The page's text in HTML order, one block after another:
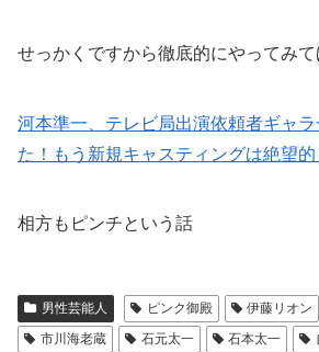
せっかくですから徹底的にやってみて
河本準一、テレビ局出演依頼者ギャラ
た！もう新規キャスティングは絶望的
相方もピンチという話
男性芸能人 ピンク御殿 伊藤リオン
市川海老蔵
石元太一 石本太一